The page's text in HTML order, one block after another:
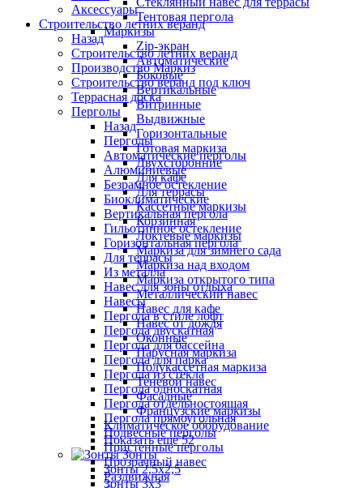
Тентовая пергола
Маркизы
Zip-экран
Автоматические
Боковые
Вертикальные
Витринные
Выдвижные
Горизонтальные
Готовая маркиза
Двухсторонние
Для кафе
Для террасы
Кассетные маркизы
Корзинная
Локтевые маркизы
Маркиза для зимнего сада
Маркиза над входом
Маркиза открытого типа
Металлический навес
Навес для кафе
Навес от дождя
Оконные
Парусная маркиза
Полукассетная маркиза
Теневой навес
Фасадные
Французские маркизы
Климатическое оборудование
Показать ещё 52
Зонты
Зонты 2,5х2,5
Зонты 3х3
Аксессуары
Строительство летних веранд
Назад
Строительство летних веранд
Производство Маркиз
Строительство веранд под ключ
Террасная доска
Перголы
Назад
Перголы
Автоматические перголы
Алюминиевые
Безрамное остекление
Биоклиматические
Вертикальная пергола
Гильотинное остекление
Горизонтальная пергола
Для террасы
Из металла
Навес для зоны отдыха
Навесы
Пергола в стиле лофт
Пергола двускатная
Пергола для бассейна
Пергола для парка
Пергола из стекла
Пергола односкатная
Пергола отдельностоящая
Пергола прямоугольная
Подвесные перголы
Пристенные перголы
Прозрачный навес
Раздвижная